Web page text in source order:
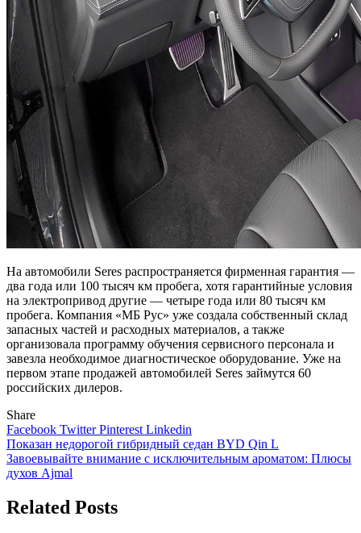
На автомобили Seres распространяется фирменная гарантия —
два года или 100 тысяч км пробега, хотя гарантийные условия
на электропривод другие — четыре года или 80 тысяч км
пробега. Компания «МБ Рус» уже создала собственный склад
запасных частей и расходных материалов, а также
организовала программу обучения сервисного персонала и
завезла необходимое диагностическое оборудование. Уже на
первом этапе продажей автомобилей Seres займутся 60
российских дилеров.
Share
Facebook TwitterPinterest Linkedin
Навигация
по
Показан недорогой гибридный седан BYD Qin L
Завоевывайте внимание с исключительным ароматом: Плюсы
духов Ajmal
Related Posts